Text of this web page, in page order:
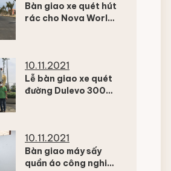
Bàn giao xe quét hút
rác cho Nova World
10.11.2021
Lễ bàn giao xe quét
đường Dulevo 3000
10.11.2021
Bàn giao máy sấy
quần áo công nghiệp